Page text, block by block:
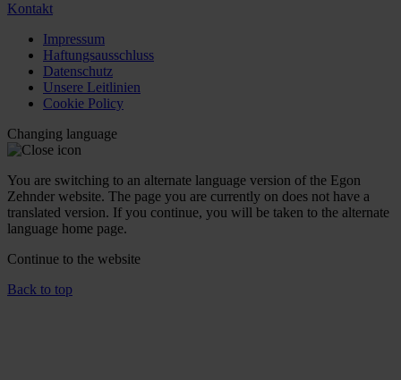
Kontakt
Impressum
Haftungsausschluss
Datenschutz
Unsere Leitlinien
Cookie Policy
Changing language
You are switching to an alternate language version of the Egon
Zehnder website. The page you are currently on does not have a
translated version. If you continue, you will be taken to the alternate
language home page.
Continue to the website
Back to top